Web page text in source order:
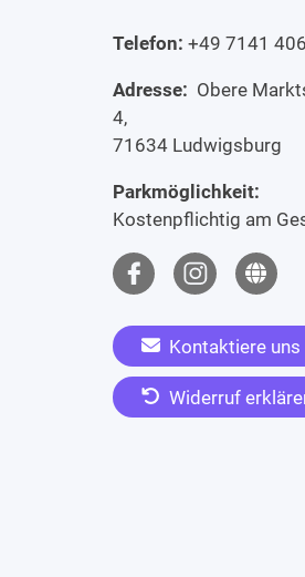
Telefon: +49 7141
Adresse: Obere
4,
71634 Ludwigsburg
Parkmöglichkeit:
Kostenpflichtig am
Kontaktiere uns
Widerruf